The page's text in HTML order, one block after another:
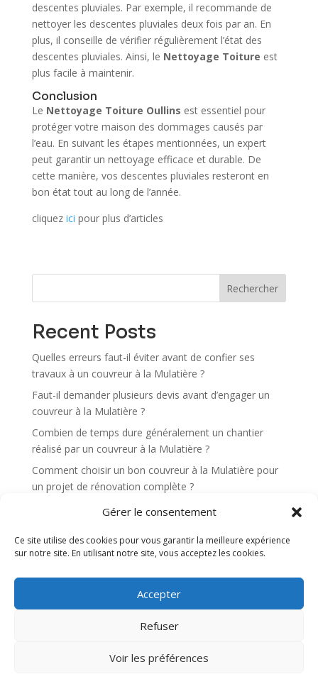
Gérer le consentement
Ce site utilise des cookies pour vous garantir la meilleure expérience
sur notre site. En utilisant notre site, vous acceptez les cookies.
Accepter
Refuser
Voir les préférences
descentes pluviales. Par exemple, il recommande de
nettoyer les descentes pluviales deux fois par an. En
plus, il conseille de vérifier régulièrement l’état des
descentes pluviales. Ainsi, le Nettoyage Toiture est
plus facile à maintenir.
Conclusion
Le Nettoyage Toiture Oullins est essentiel pour
protéger votre maison des dommages causés par
l’eau. En suivant les étapes mentionnées, un expert
peut garantir un nettoyage efficace et durable. De
cette manière, vos descentes pluviales resteront en
bon état tout au long de l’année.
cliquez ici pour plus d’articles
Rechercher
Recent Posts
Quelles erreurs faut-il éviter avant de confier ses
travaux à un couvreur à la Mulatière ?
Faut-il demander plusieurs devis avant d’engager un
couvreur à la Mulatière ?
Combien de temps dure généralement un chantier
réalisé par un couvreur à la Mulatière ?
Comment choisir un bon couvreur à la Mulatière pour
un projet de rénovation complète ?
Un couvreur à la Mulatière propose-t-il des solutions
Recent Comments
Site web réalisé par l'agence de communication